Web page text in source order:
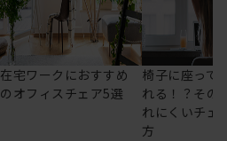
在宅ワークにおすすめ
のオフィスチェア5選
椅子に座って
れる！？その
れにくいチェ
方